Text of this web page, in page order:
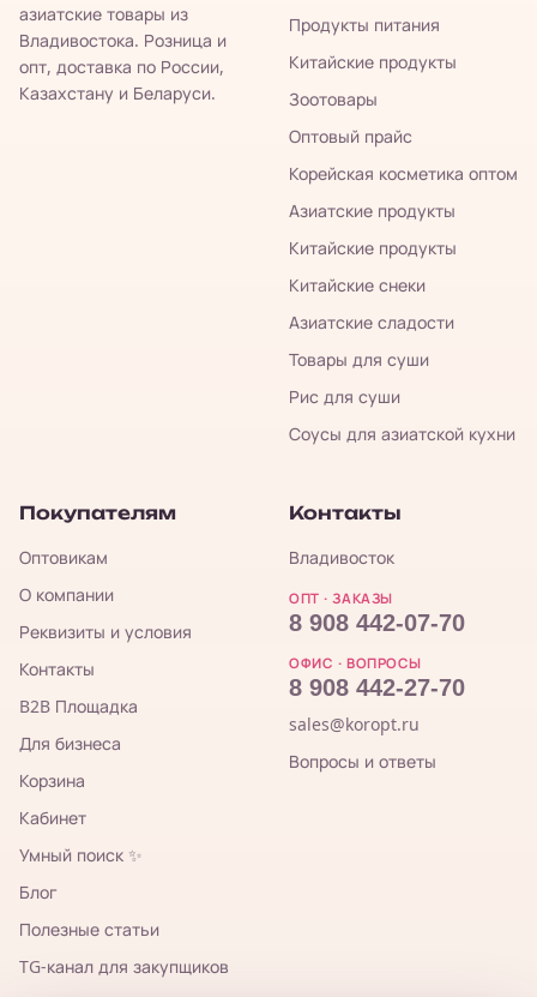
азиатские товары из
Владивостока. Розница и
опт, доставка по России,
Казахстану и Беларуси.
Продукты питания
Китайские продукты
Зоотовары
Оптовый прайс
Корейская косметика оптом
Азиатские продукты
Китайские продукты
Китайские снеки
Азиатские сладости
Товары для суши
Рис для суши
Соусы для азиатской кухни
Покупателям
Оптовикам
О компании
Реквизиты и условия
Контакты
B2B Площадка
Для бизнеса
Корзина
Кабинет
Умный поиск ✨
Блог
Полезные статьи
TG-канал для закупщиков
Контакты
Владивосток
ОПТ · ЗАКАЗЫ
8 908 442-07-70
ОФИС · ВОПРОСЫ
8 908 442-27-70
sales@koropt.ru
Вопросы и ответы